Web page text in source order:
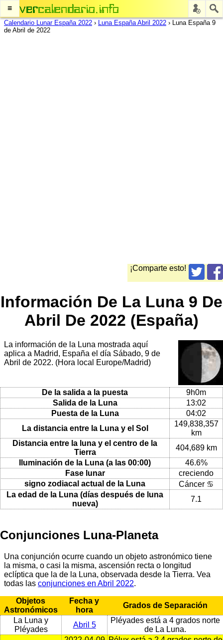
≡
Calendario Lunar España 2022 › Luna España Abril 2022 › Luna España 9
de Abril de 2022
¡Comparte esto!
Información De La Luna 9 De
Abril De 2022 (España)
La información de la Luna mostrada aquí
aplica a Madrid, España el día Sábado, 9 de
Abril de 2022. (Hora local Europe/Madrid)
De la salida a la puesta
9h0m
Salida de la Luna
13:02
Puesta de la Luna
04:02
La distancia entre la Luna y el Sol
149,838,357
km
Distancia entre la luna y el centro de la
Tierra
404,689 km
Iluminación de la Luna (a las 00:00)
46.6%
Fase lunar
creciendo
signo zodiacal actual de la Luna
Cáncer ♋
La edad de la Luna (días después de luna
nueva)
7.1
Conjunciones Luna-Planeta
Una conjunción ocurre cuando un objeto astronómico tiene
la misma, o casi la misma, ascensión recta o longitud
eclíptica que la de la Luna, observada desde la Tierra. Vea
todas las conjunciones en Abril 2022.
Objetos
Astronómicos
Fecha y
hora
Grados de Separación
La Luna y
Pléyades
Abril 5
Pléyades está a 4 grados norte
de La Luna.